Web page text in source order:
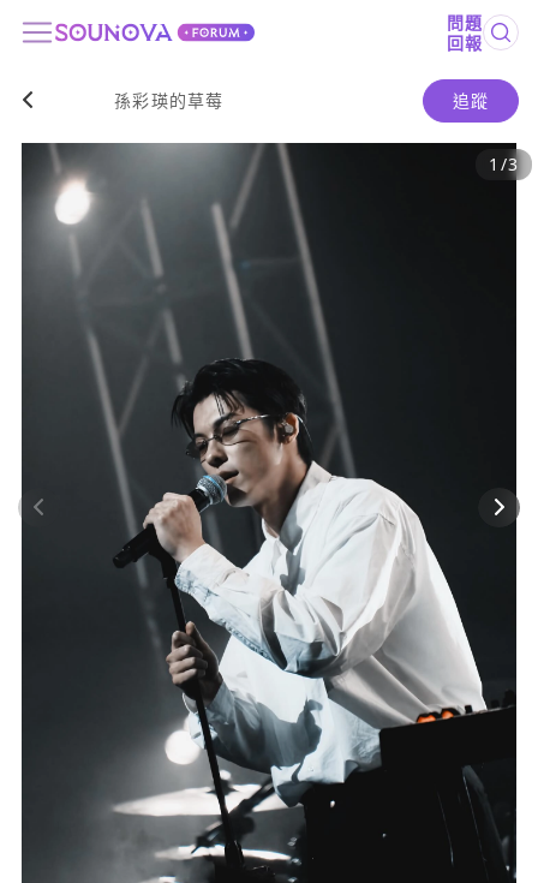
問題
回報
1 /3
孫彩瑛的草莓 追蹤